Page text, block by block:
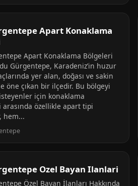
Apart Konaklama
Apart Konaklama Bölgeleri
Gürgentepe, Karadeniz’in huzur
yer alan, doğası ve sakin
öne çıkan bir ilçedir. Bu bölgeyi
için konaklama
arasında özellikle apart tipi
hem...
Ozel Bayan Ilanlari
Özel Bayan İlanları Hakkında